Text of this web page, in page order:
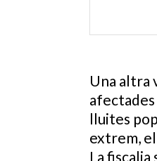
Una altra
lluites
extrem,
La